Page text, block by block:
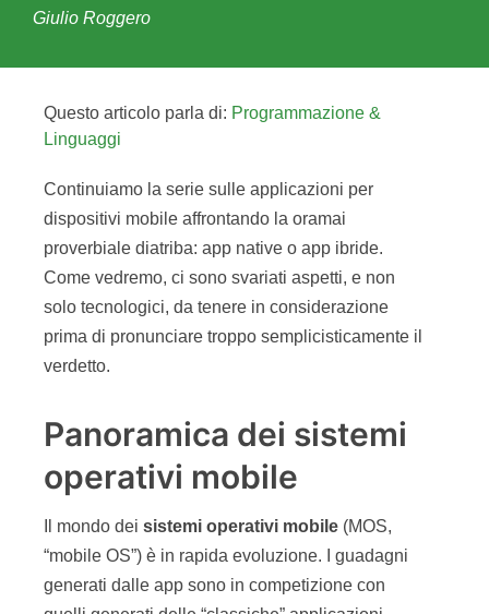
Giulio Roggero
Questo articolo parla di: Programmazione &
Linguaggi
Continuiamo la serie sulle applicazioni per
dispositivi mobile affrontando la oramai
proverbiale diatriba: app native o app ibride.
Come vedremo, ci sono svariati aspetti, e non
solo tecnologici, da tenere in considerazione
prima di pronunciare troppo semplicisticamente il
verdetto.
Panoramica dei sistemi
operativi mobile
Il mondo dei sistemi operativi mobile (MOS,
“mobile OS”) è in rapida evoluzione. I guadagni
generati dalle app sono in competizione con